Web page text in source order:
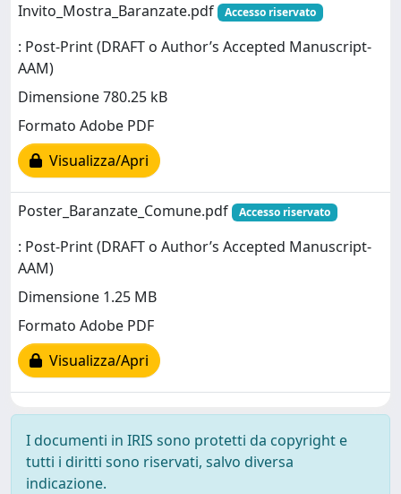
Invito_Mostra_Baranzate.pdf
Accesso riservato
: Post-Print (DRAFT o Author’s Accepted Manuscript-
AAM)
Dimensione 780.25 kB
Formato Adobe PDF
Visualizza/Apri
Poster_Baranzate_Comune.pdf Accesso riservato
: Post-Print (DRAFT o Author’s Accepted Manuscript-
AAM)
Dimensione 1.25 MB
Formato Adobe PDF
Visualizza/Apri
I documenti in IRIS sono protetti da copyright e
tutti i diritti sono riservati, salvo diversa
indicazione.